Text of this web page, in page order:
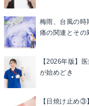
梅雨、台風の時
痛の関連とその
【2026年版】
が始めどき
【日焼け止め③